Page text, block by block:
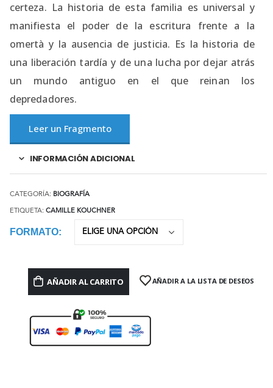
certeza. La historia de esta familia es universal y
manifiesta el poder de la escritura frente a la
omertà y la ausencia de justicia. Es la historia de
una liberación tardía y de una lucha por dejar atrás
un mundo antiguo en el que reinan los
depredadores.
Leer un Fragmento
INFORMACIÓN ADICIONAL
CATEGORÍA: BIOGRAFÍA
ETIQUETA: CAMILLE KOUCHNER
FORMATO
AÑADIR AL CARRITO AÑADIR A LA LISTA DE DESEOS